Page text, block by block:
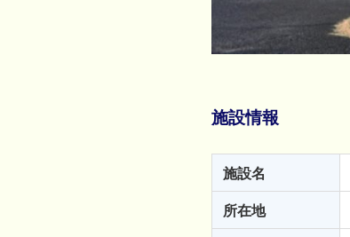
施設情報
施設名
所在地